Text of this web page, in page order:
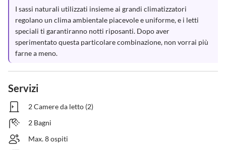
I sassi naturali utilizzati insieme ai grandi climatizzatori
regolano un clima ambientale piacevole e uniforme, e i letti
speciali ti garantiranno notti riposanti. Dopo aver
sperimentato questa particolare combinazione, non vorrai più
farne a meno.
Servizi
2 Camere da letto (2)
2 Bagni
Max. 8 ospiti